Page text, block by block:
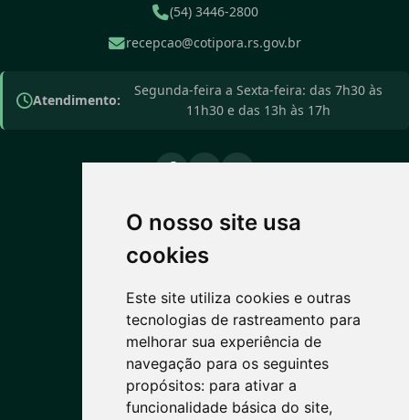
O nosso site usa
cookies
Este site utiliza cookies e outras
tecnologias de rastreamento para
melhorar sua experiência de
navegação para os seguintes
propósitos: para ativar a
funcionalidade básica do site,
(54) 3446-2800
recepcao@cotipora.rs.gov.br
Atendimento:
Segunda-feira a Sexta-feira: das 7h30 às
11h30 e das 13h às 17h
PREVISÃO DO TEMPO
14°C
Garoa leve
Máx: 23° • Mín: 14°